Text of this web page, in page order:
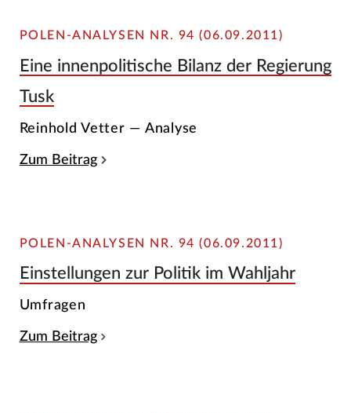
POLEN-ANALYSEN NR. 94 (06.09.2011)
Eine innenpolitische Bilanz der Regierung
Tusk
Reinhold Vetter — Analyse
Zum Beitrag
POLEN-ANALYSEN NR. 94 (06.09.2011)
Einstellungen zur Politik im Wahljahr
Umfragen
Zum Beitrag